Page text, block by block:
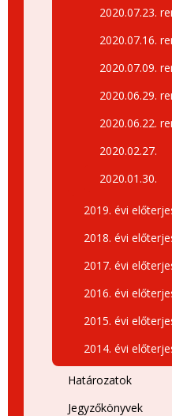
2020.07.23.
2020.07.16.
2020.07.09.
2020.06.29.
2020.06.22.
2020.02.27.
2020.01.30.
2019. évi
2018. évi
2017. évi
2016. évi
2015. évi
2014. évi
Határozatok
Jegyzőkönyvek